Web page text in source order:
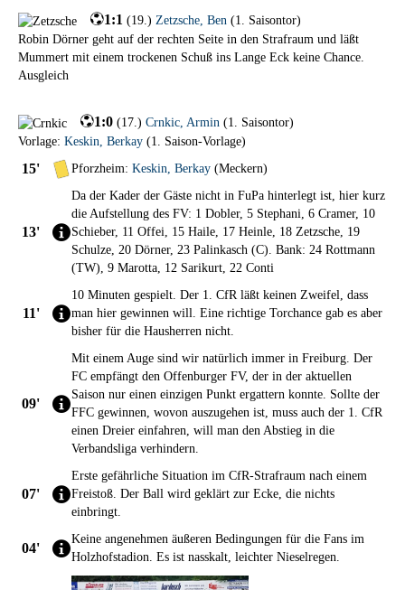
1:1 (19.) Zetzsche, Ben (1. Saisontor)
Robin Dörner geht auf der rechten Seite in den Strafraum und läßt
Mummert mit einem trockenen Schuß ins Lange Eck keine Chance.
Ausgleich
1:0 (17.) Crnkic, Armin (1. Saisontor)
Vorlage: Keskin Berkay (1. Saison-Vorlage)
15' Pforzheim: Keskin, Berkay (Meckern)
13'
Da der Kader der Gäste nicht in FuPa hinterlegt ist, hier kurz
die Aufstellung des FV: 1 Dobler, 5 Stephani, 6 Cramer, 10
Schieber, 11 Offei, 15 Haile, 17 Heinle, 18 Zetzsche, 19
Schulze, 20 Dörner, 23 Palinkasch (C). Bank: 24 Rottmann
(TW), 9 Marotta, 12 Sarikurt, 22 Conti
11'
10 Minuten gespielt. Der 1. CfR läßt keinen Zweifel, dass
man hier gewinnen will. Eine richtige Torchance gab es aber
bisher für die Hausherren nicht.
09'
Mit einem Auge sind wir natürlich immer in Freiburg. Der
FC empfängt den Offenburger FV, der in der aktuellen
Saison nur einen einzigen Punkt ergattern konnte. Sollte der
FFC gewinnen, wovon auszugehen ist, muss auch der 1. CfR
einen Dreier einfahren, will man den Abstieg in die
Verbandsliga verhindern.
07'
Erste gefährliche Situation im CfR-Strafraum nach einem
Freistoß. Der Ball wird geklärt zur Ecke, die nichts
einbringt.
04'
Keine angenehmen äußeren Bedingungen für die Fans im
Holzhofstadion. Es ist nasskalt, leichter Nieselregen.